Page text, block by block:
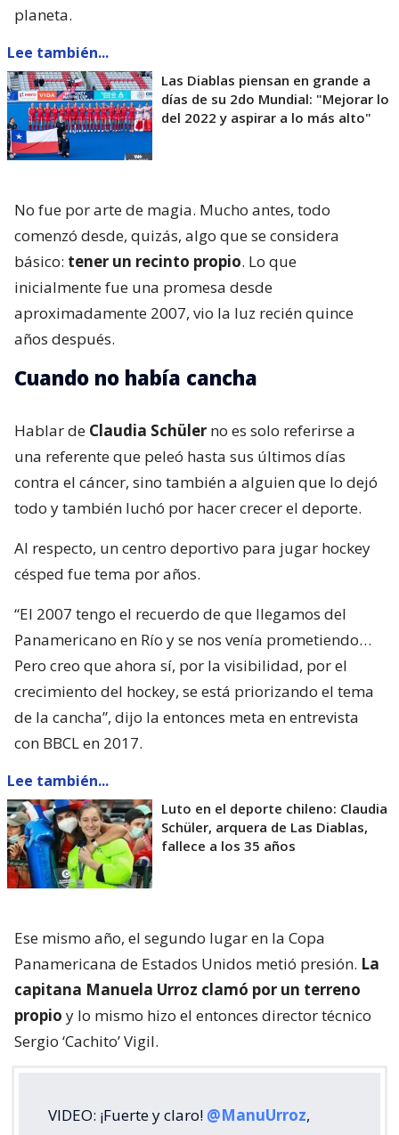
planeta.
Lee también...
Las Diablas piensan en grande a
días de su 2do Mundial: "Mejorar lo
del 2022 y aspirar a lo más alto"
No fue por arte de magia. Mucho antes, todo
comenzó desde, quizás, algo que se considera
básico: tener un recinto propio. Lo que
inicialmente fue una promesa desde
aproximadamente 2007, vio la luz recién quince
años después.
Cuando no había cancha
Hablar de Claudia Schüler no es solo referirse a
una referente que peleó hasta sus últimos días
contra el cáncer, sino también a alguien que lo dejó
todo y también luchó por hacer crecer el deporte.
Al respecto, un centro deportivo para jugar hockey
césped fue tema por años.
“El 2007 tengo el recuerdo de que llegamos del
Panamericano en Río y se nos venía prometiendo…
Pero creo que ahora sí, por la visibilidad, por el
crecimiento del hockey, se está priorizando el tema
de la cancha”, dijo la entonces meta en entrevista
con BBCL en 2017.
Lee también...
Luto en el deporte chileno: Claudia
Schüler, arquera de Las Diablas,
fallece a los 35 años
Ese mismo año, el segundo lugar en la Copa
Panamericana de Estados Unidos metió presión. La
capitana Manuela Urroz clamó por un terreno
propio y lo mismo hizo el entonces director técnico
Sergio ‘Cachito’ Vigil.
VIDEO: ¡Fuerte y claro! @ManuUrroz,